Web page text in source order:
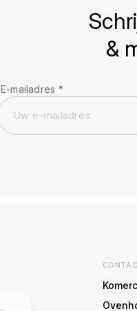
&
E-mailadres *